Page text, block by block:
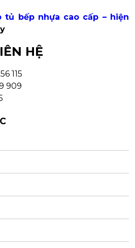
tủ bếp nhựa cao cấp – hiện
HỆ
115
909